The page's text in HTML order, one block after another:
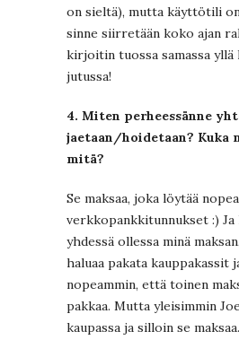
on sieltä), mutta käyttötili
sinne siirretään koko ajan
kirjoitin tuossa samassa yllä
jutussa!
4. Miten perheessänne
jaetaan/hoidetaan? Kuka
mitä?
Se maksaa, joka löytää
verkkopankkitunnukset :) Ja
yhdessä ollessa minä
haluaa pakata kauppakassit
nopeammin, että toinen
pakkaa. Mutta yleisimmin
kaupassa ja silloin se